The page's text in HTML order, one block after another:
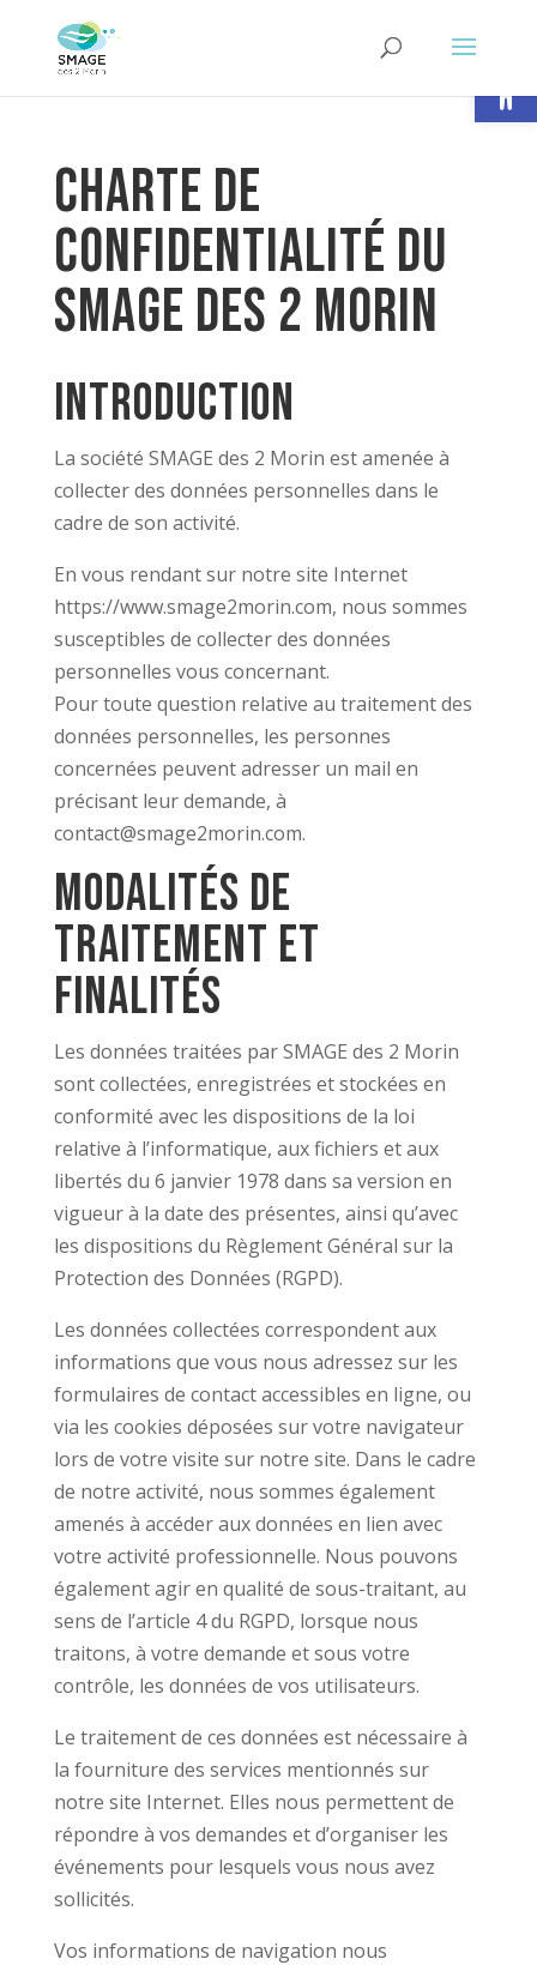
Charte de
confidentialité du
SMAGE des 2 Morin
Introduction
La société SMAGE des 2 Morin est amenée à
collecter des données personnelles dans le
cadre de son activité.
En vous rendant sur notre site Internet
https://www.smage2morin.com, nous sommes
susceptibles de collecter des données
personnelles vous concernant.
Pour toute question relative au traitement des
données personnelles, les personnes
concernées peuvent adresser un mail en
précisant leur demande, à
contact@smage2morin.com.
Modalités de
traitement et
Finalités
Les données traitées par SMAGE des 2 Morin
sont collectées, enregistrées et stockées en
conformité avec les dispositions de la loi
relative à l’informatique, aux fichiers et aux
libertés du 6 janvier 1978 dans sa version en
vigueur à la date des présentes, ainsi qu’avec
les dispositions du Règlement Général sur la
Protection des Données (RGPD).
Les données collectées correspondent aux
informations que vous nous adressez sur les
formulaires de contact accessibles en ligne, ou
via les cookies déposées sur votre navigateur
lors de votre visite sur notre site. Dans le cadre
de notre activité, nous sommes également
amenés à accéder aux données en lien avec
votre activité professionnelle. Nous pouvons
également agir en qualité de sous-traitant, au
sens de l’article 4 du RGPD, lorsque nous
traitons, à votre demande et sous votre
contrôle, les données de vos utilisateurs.
Le traitement de ces données est nécessaire à
la fourniture des services mentionnés sur
notre site Internet. Elles nous permettent de
répondre à vos demandes et d’organiser les
événements pour lesquels vous nous avez
sollicités.
Vos informations de navigation nous